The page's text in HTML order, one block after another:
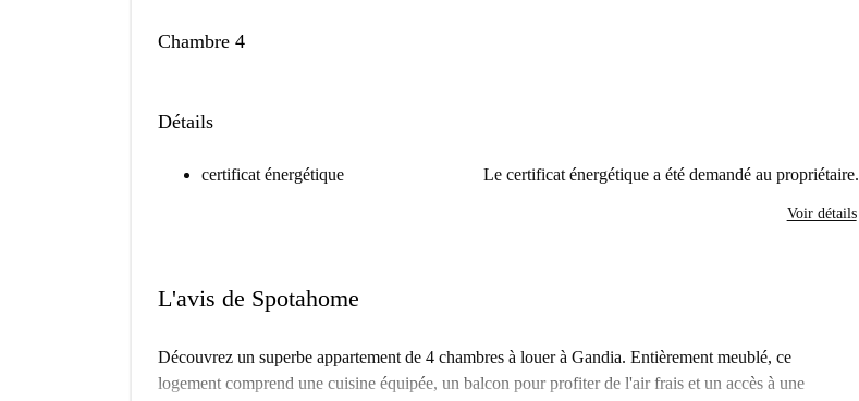
Chambre 4
Détails
certificat énergétique Le certificat énergétique a été demandé au propriétaire.
Voir détails
L'avis de Spotahome
Découvrez un superbe appartement de 4 chambres à louer à Gandia. Entièrement meublé, ce
logement comprend une cuisine équipée, un balcon pour profiter de l'air frais et un accès à une